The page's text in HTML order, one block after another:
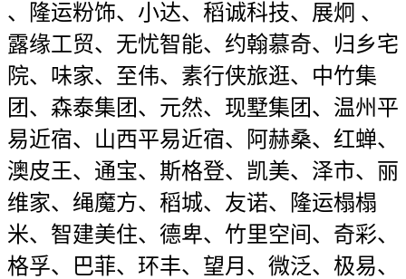
、隆运粉饰、小达、稻诚科技、展炯 、
露缘工贸、无忧智能、约翰慕奇、归乡宅
院、味家、至伟、素行侠旅逛、中竹集
团、森泰集团、元然、现墅集团、温州平
易近宿、山西平易近宿、阿赫桑、红蝉、
澳皮王、通宝、斯格登、凯美、泽市、丽
维家、绳魔方、稻城、友诺、隆运榻榻
米、智建美住、德卑、竹里空间、奇彩、
格孚、巴菲、环丰、望月、微泛、极易、